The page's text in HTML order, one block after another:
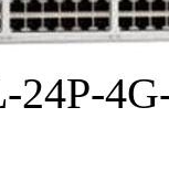
24P-